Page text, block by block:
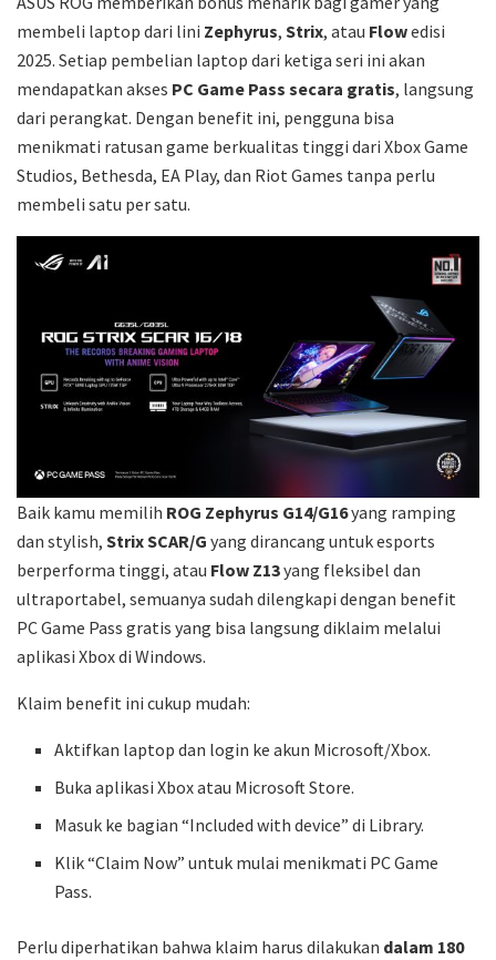
membeli laptop dari lini Zephyrus, Strix, atau Flowedisi
2025. Setiap pembelian laptop dari ketiga seri ini akan
mendapatkan akses PC Game Pass secara gratis, langsung
dari perangkat. Dengan benefit ini, pengguna bisa
menikmati ratusan game berkualitas tinggi dari Xbox Game
Studios, Bethesda, EA Play, dan Riot Games tanpa perlu
membeli satu per satu.
Baik kamu memilih ROG Zephyrus G14/G16yang ramping
dan stylish, Strix SCAR/G yang dirancang untuk esports
berperforma tinggi, atau Flow Z13yang fleksibel dan
ultraportabel, semuanya sudah dilengkapi dengan benefit
PC Game Pass gratis yang bisa langsung diklaim melalui
aplikasi Xbox di Windows.
Klaim benefit ini cukup mudah:
Aktifkan laptop dan login ke akun Microsoft/Xbox.
Buka aplikasi Xbox atau Microsoft Store.
Masuk ke bagian “Included with device” di Library.
Klik “Claim Now” untuk mulai menikmati PC Game
Pass.
Perlu diperhatikan bahwa klaim harus dilakukan dalam 180